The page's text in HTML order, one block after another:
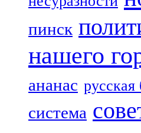
пинск
нашего
ананас
система